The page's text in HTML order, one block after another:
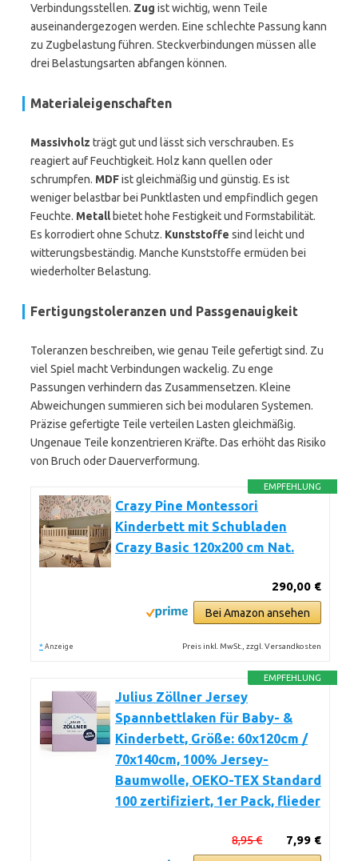
Verbindungsstellen. Zug ist wichtig, wenn Teile
auseinandergezogen werden. Eine schlechte Passung kann
zu Zugbelastung führen. Steckverbindungen müssen alle
drei Belastungsarten abfangen können.
Materialeigenschaften
Massivholz trägt gut und lässt sich verschrauben. Es
reagiert auf Feuchtigkeit. Holz kann quellen oder
schrumpfen. MDFist gleichmäßig und günstig. Es ist
weniger belastbar bei Punktlasten und empfindlich gegen
Feuchte. Metallbietet hohe Festigkeit und Formstabilität.
Es korrodiert ohne Schutz. Kunststoffe sind leicht und
witterungsbeständig. Manche Kunststoffe ermüden bei
wiederholter Belastung.
Fertigungstoleranzen und Passgenauigkeit
Toleranzen beschreiben, wie genau Teile gefertigt sind. Zu
viel Spiel macht Verbindungen wackelig. Zu enge
Passungen verhindern das Zusammensetzen. Kleine
Abweichungen summieren sich bei modularen Systemen.
Präzise gefertigte Teile verteilen Lasten gleichmäßig.
Ungenaue Teile konzentrieren Kräfte. Das erhöht das Risiko
von Bruch oder Dauerverformung.
EMPFEHLUNG
Crazy Pine Montessori
Kinderbett mit Schubladen
Crazy Basic 120x200 cm Nat.
290,00 €
Bei Amazon ansehen
* Anzeige Preis inkl. MwSt., zzgl. Versandkosten
EMPFEHLUNG
Julius Zöllner Jersey
Spannbettlaken für Baby- &
Kinderbett, Größe: 60x120cm /
70x140cm, 100% Jersey-
Baumwolle, OEKO-TEX Standard
100 zertifiziert, 1er Pack, flieder
7,99 €
8,95 €